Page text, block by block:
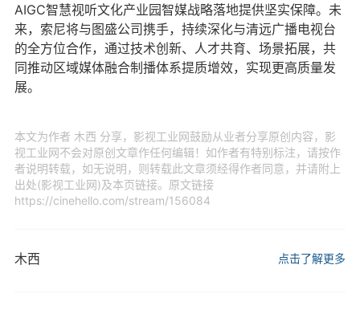
AIGC智慧视听文化产业园智媒战略落地提供坚实保障。未
来，索尼将与图盛公司携手，持续深化与清远广播电视台
的全方位合作，通过技术创新、人才共育、场景拓展，共
同推动区域媒体融合制播体系提质增效，实现更高质量发
展。
本文为作者 木西 分享，影视工业网鼓励从业者分享原创内容，影
视工业网不会对原创文章作任何编辑！如作者有特别标注，请按作
者说明转载，如无说明，则转载此文章须经得作者同意，并请附上
出处(影视工业网)及本页链接。原文链接
https://cinehello.com/stream/156084
木西 点击了解更多